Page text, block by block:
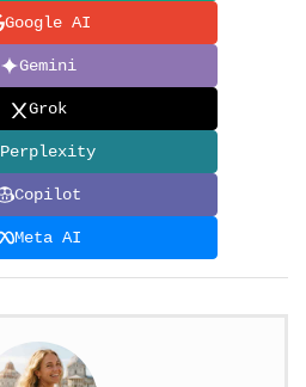
Google AI
Gemini
Grok
Perplexity
Copilot
Meta AI